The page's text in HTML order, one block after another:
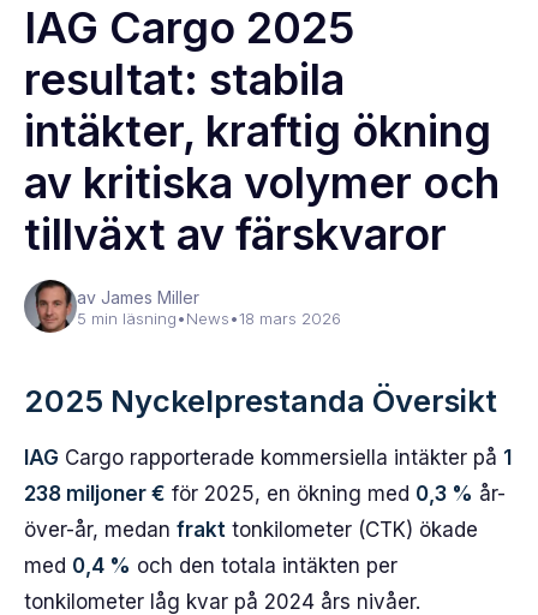
IAG Cargo 2025
resultat: stabila
intäkter, kraftig ökning
av kritiska volymer och
tillväxt av färskvaror
av James Miller
5 min läsning•News•18 mars 2026
2025 Nyckelprestanda Översikt
IAG Cargo rapporterade kommersiella intäkter på 1
238 miljoner € för 2025, en ökning med 0,3 % år-
över-år, medan frakt tonkilometer (CTK) ökade
med 0,4 % och den totala intäkten per
tonkilometer låg kvar på 2024 års nivåer.